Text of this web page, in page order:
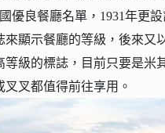
優良餐廳名單，1931年更
來顯示餐廳的等級，後來又
等級的標誌，目前只要是米
叉都值得前往享用。